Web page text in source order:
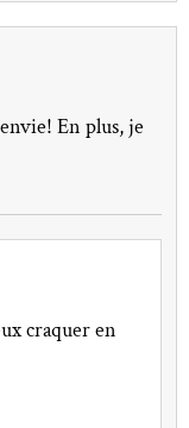
En plus, je
craquer en